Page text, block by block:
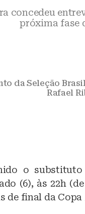
concedeu
próxima fase
da Seleção
Rafael
o
(6), às 22h
de final da Copa